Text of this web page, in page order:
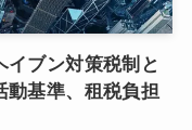
イブン対策税制と
動基準、租税負担